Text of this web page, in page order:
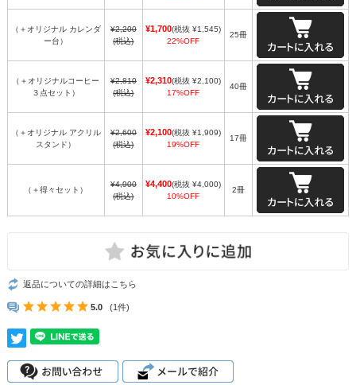
（＋オリジナル カレンダ
ー台）
¥2,200
(税込)
¥1,700(税抜 ¥1,545)
22%OFF
25冊
（＋オリジナルコーヒー
３点セット）
¥2,810
(税込)
¥2,310(税抜 ¥2,100)
17%OFF
40冊
（＋オリジナル アクリル
スタンド）
¥2,600
(税込)
¥2,100(税抜 ¥1,909)
19%OFF
17冊
（＋得々セット）
¥4,900
(税込)
¥4,400(税抜 ¥4,000)
10%OFF
2冊
返品についての詳細はこちら
5.0 (1件)